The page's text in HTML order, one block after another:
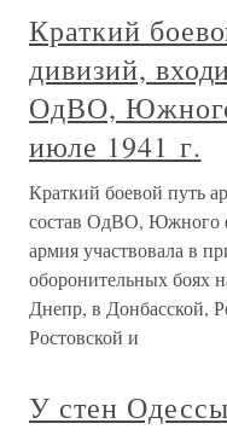
Краткий
дивизий,
ОдВО,
июле 1941 г.
Краткий боевой путь
состав ОдВО, Южного
армия участвовала в
оборонительных боях
Днепр, в Донбасской,
Ростовской и
У стен